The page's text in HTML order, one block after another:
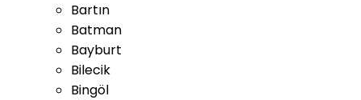
Bartın
Batman
Bayburt
Bilecik
Bingöl